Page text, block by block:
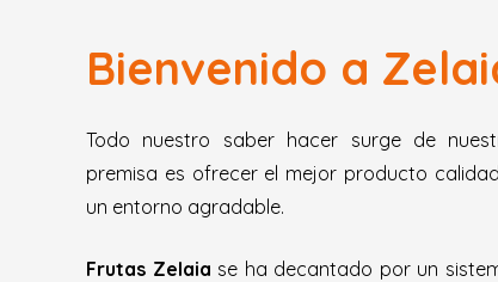
Bienvenido a
Todo nuestro saber hacer surge de
premisa es ofrecer el mejor producto
un entorno agradable.
Frutas Zelaia se ha decantado por un